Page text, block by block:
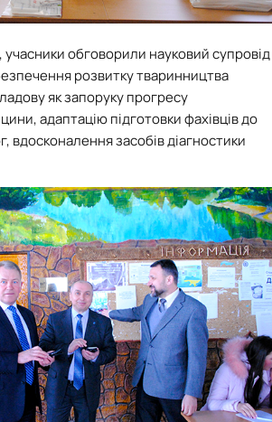
обговорили науковий супровід
розвитку тваринництва
як запоруку прогресу
адаптацію підготовки фахівців до
вдосконалення засобів діагностики